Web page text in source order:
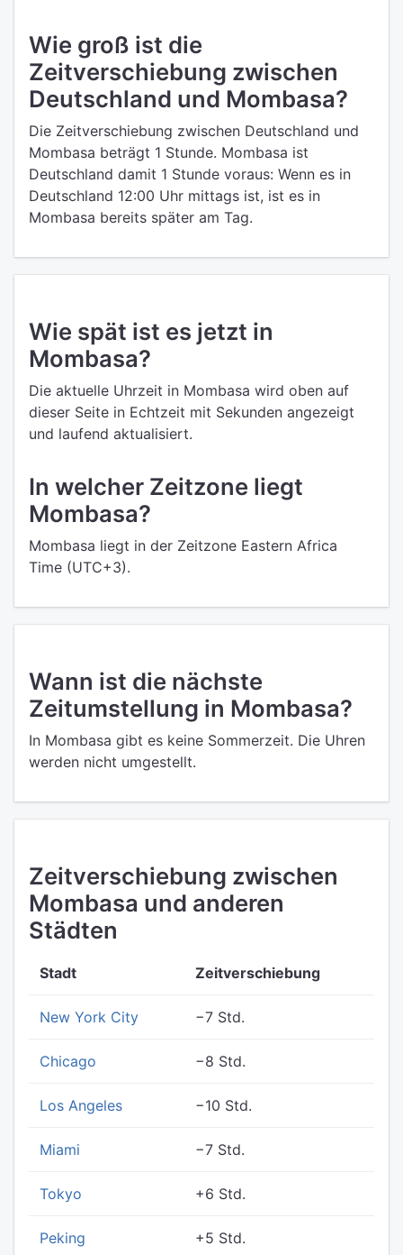
Wie groß ist die
Zeitverschiebung zwischen
Deutschland und Mombasa?
Die Zeitverschiebung zwischen Deutschland und
Mombasa beträgt 1 Stunde. Mombasa ist
Deutschland damit 1 Stunde voraus: Wenn es in
Deutschland 12:00 Uhr mittags ist, ist es in
Mombasa bereits später am Tag.
Wie spät ist es jetzt in
Mombasa?
Die aktuelle Uhrzeit in Mombasa wird oben auf
dieser Seite in Echtzeit mit Sekunden angezeigt
und laufend aktualisiert.
In welcher Zeitzone liegt
Mombasa?
Mombasa liegt in der Zeitzone Eastern Africa
Time (UTC+3).
Wann ist die nächste
Zeitumstellung in Mombasa?
In Mombasa gibt es keine Sommerzeit. Die Uhren
werden nicht umgestellt.
Zeitverschiebung zwischen
Mombasa und anderen
Städten
Stadt Zeitverschiebung
New York City −7 Std.
Chicago −8 Std.
Los Angeles −10 Std.
Miami −7 Std.
Tokyo +6 Std.
Peking +5 Std.